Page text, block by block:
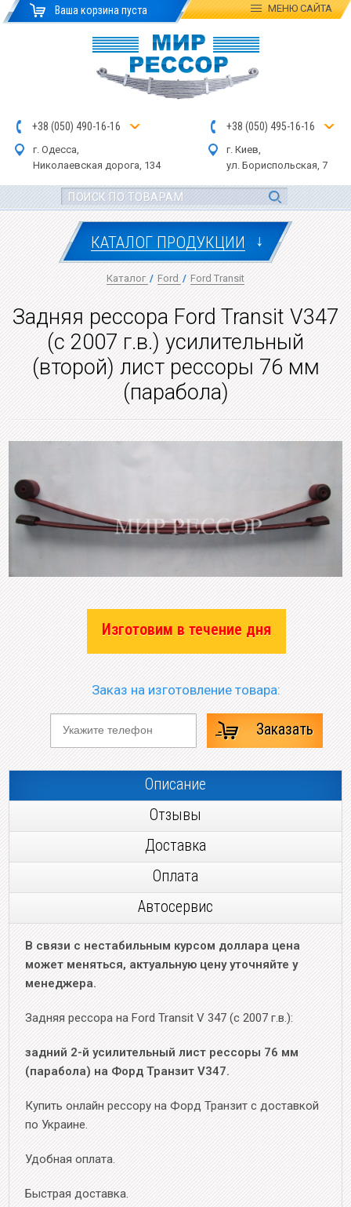
Ваша корзина пуста МЕНЮСАЙТА
+38 (050) 490-16-16
г. Одесса,
Николаевская дорога, 134
+38 (050) 495-16-16
г. Киев,
ул. Бориспольская, 7
КАТАЛОГ ПРОДУКЦИИ ↓
Каталог / Ford / Ford Transit
Задняя рессора Ford Transit V347
(с 2007 г.в.) усилительный
(второй) лист рессоры 76 мм
(парабола)
Изготовим в течение дня
Заказ на изготовление товара:
Заказать
Описание
Отзывы
Доставка
Оплата
Автосервис
В связи с нестабильным курсом доллара цена
может меняться, актуальную цену уточняйте у
менеджера.
Задняя рессора на Ford Transit V 347 (с 2007 г.в.):
задний 2-й усилительный лист рессоры 76 мм
(парабола) на Форд Транзит V347.
Купить онлайн рессору на Форд Транзит с доставкой
по Украине.
Удобная оплата.
Быстрая доставка.